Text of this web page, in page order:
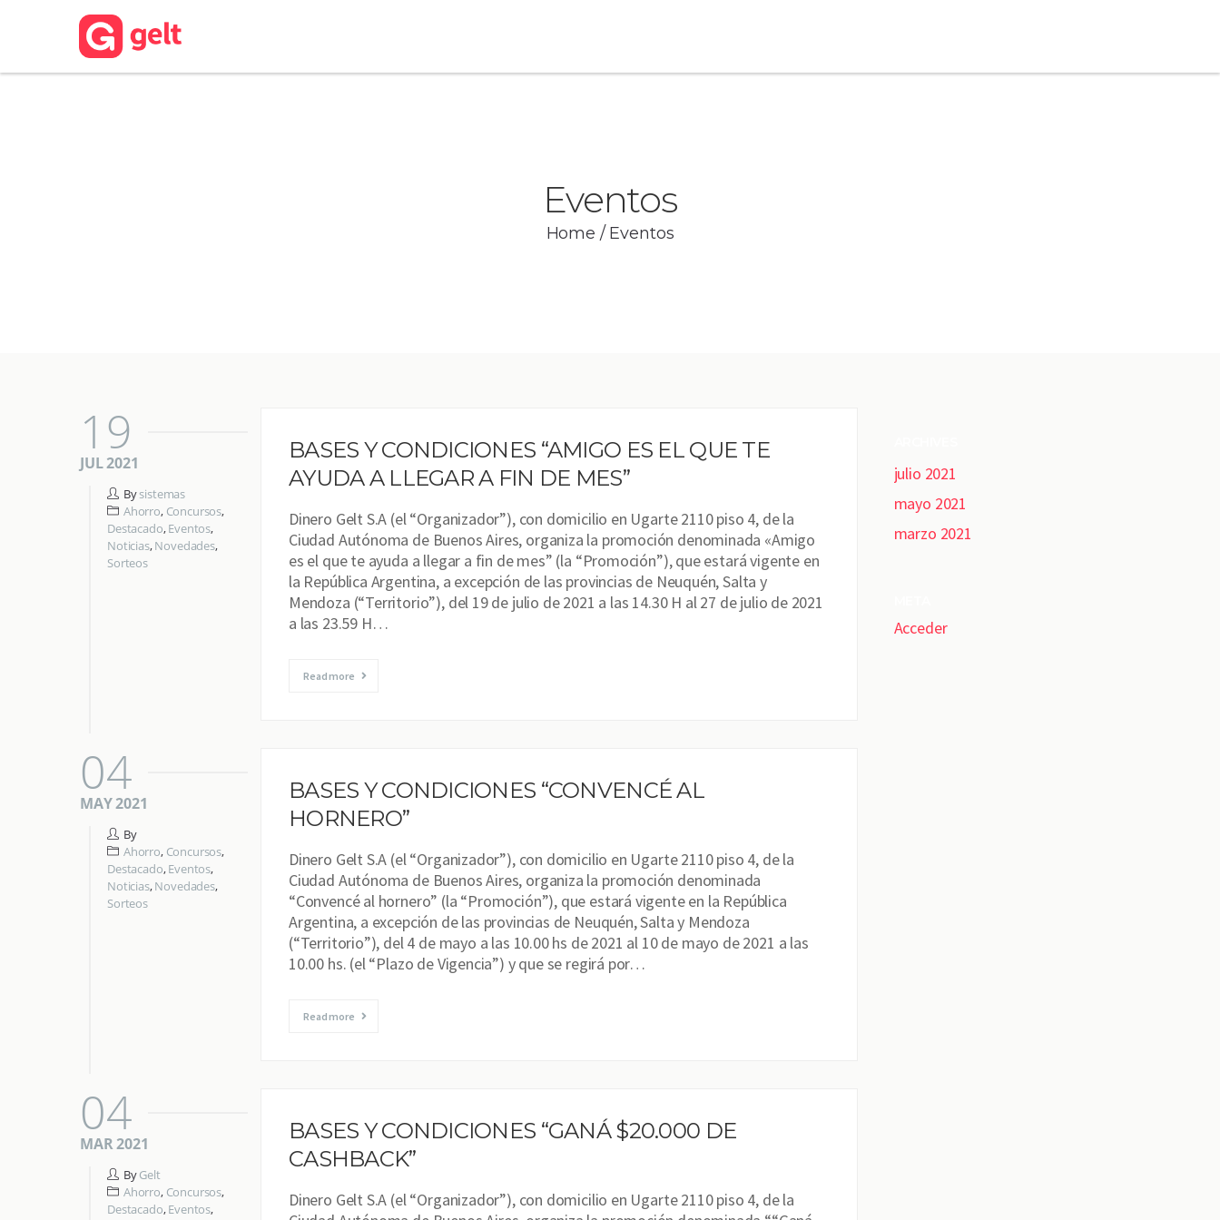
Eventos
Home /Eventos
BASES Y CONDICIONES “AMIGO ES EL QUE TE
AYUDA A LLEGAR A FIN DE MES”
Dinero Gelt S.A (el “Organizador”), con domicilio en Ugarte 2110 piso 4, de la
Ciudad Autónoma de Buenos Aires, organiza la promoción denominada «Amigo
es el que te ayuda a llegar a fin de mes” (la “Promoción”), que estará vigente en
la República Argentina, a excepción de las provincias de Neuquén, Salta y
Mendoza (“Territorio”), del 19 de julio de 2021 a las 14.30 H al 27 de julio de 2021
a las 23.59 H…
Read more
19
JUL 2021
Bysistemas
Ahorro, Concursos,
Destacado,Eventos,
Noticias,Novedades,
Sorteos
BASES Y CONDICIONES “CONVENCÉ AL
HORNERO”
Dinero Gelt S.A (el “Organizador”), con domicilio en Ugarte 2110 piso 4, de la
Ciudad Autónoma de Buenos Aires, organiza la promoción denominada
“Convencé al hornero” (la “Promoción”), que estará vigente en la República
Argentina, a excepción de las provincias de Neuquén, Salta y Mendoza
(“Territorio”), del 4 de mayo a las 10.00 hs de 2021 al 10 de mayo de 2021 a las
10.00 hs. (el “Plazo de Vigencia”) y que se regirá por…
Read more
04
MAY 2021
By
Ahorro, Concursos,
Destacado,Eventos,
Noticias,Novedades,
Sorteos
BASES Y CONDICIONES “GANÁ $20.000 DE
CASHBACK”
Dinero Gelt S.A (el “Organizador”), con domicilio en Ugarte 2110 piso 4, de la
04
MAR 2021
ByGelt
Ahorro, Concursos,
Destacado,Eventos,
julio 2021
mayo 2021
marzo 2021
Acceder